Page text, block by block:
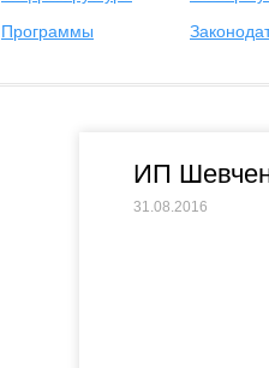
Программы
ИП
31.08.2016